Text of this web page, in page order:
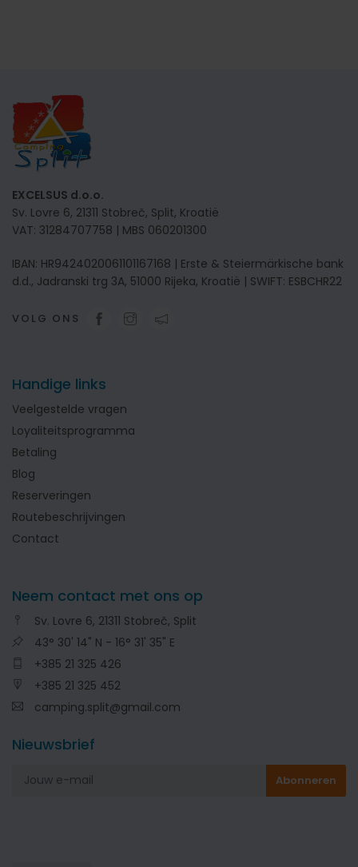
EXCELSUS d.o.o.
Sv. Lovre 6, 21311 Stobreč, Split, Kroatië
VAT: 31284707758 | MBS 060201300
IBAN: HR9424020061101167168 | Erste & Steiermärkische bank
d.d., Jadranski trg 3A, 51000 Rijeka, Kroatië | SWIFT: ESBCHR22
VOLG ONS
Handige links
Veelgestelde vragen
Loyaliteitsprogramma
Betaling
Blog
Reserveringen
Routebeschrijvingen
Contact
Neem contact met ons op
Sv. Lovre 6, 21311 Stobreč, Split
43° 30' 14" N - 16° 31' 35" E
+385 21 325 426
+385 21 325 452
camping.split@gmail.com
Nieuwsbrief